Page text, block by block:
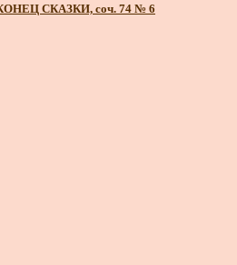
СКАЗКИ, соч. 74 № 6